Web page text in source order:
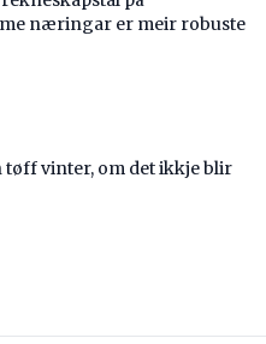
næringar er meir robuste
vinter, om det ikkje blir